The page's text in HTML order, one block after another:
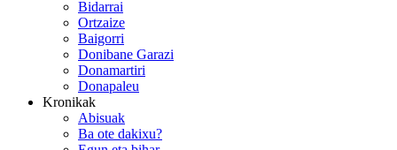
Bidarrai
Ortzaize
Baigorri
Donibane Garazi
Donamartiri
Donapaleu
Kronikak
Abisuak
Ba ote dakixu?